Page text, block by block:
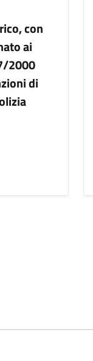
con
ai
2000
di